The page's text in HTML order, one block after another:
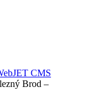
CMS
Brod –